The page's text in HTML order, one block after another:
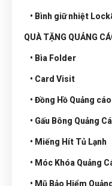
• Bình giữ nhiệt
QUÀ TẶNG QUẢNG
• Bìa Folder
• Card Visit
• Đồng Hồ Quảng cáo
• Gấu Bông Quảng
• Miếng Hít Tủ Lạnh
• Móc Khóa Quảng
• Mũ Bảo Hiểm